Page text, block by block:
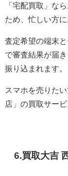
「宅配買取」な
ため、忙しい方に
査定希望の端末
で審査結果が届
振り込まれます。
スマホを売りた
店」の買取サー
6.買取大吉